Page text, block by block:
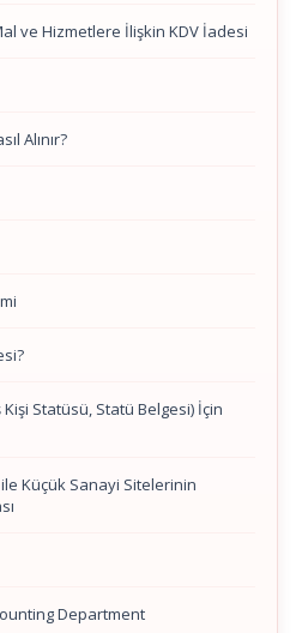
ve Hizmetlere İlişkin KDV İadesi
Alınır?
Statüsü, Statü Belgesi) İçin
Küçük Sanayi Sitelerinin
Department